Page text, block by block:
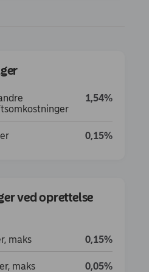
1,54%
0,15%
ved oprettelse
maks 0,15%
maks 0,05%